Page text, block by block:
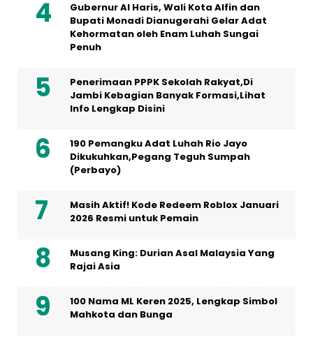
Gubernur Al Haris, Wali Kota Alfin dan
Bupati Monadi Dianugerahi Gelar Adat
Kehormatan oleh Enam Luhah Sungai
Penuh
Penerimaan PPPK Sekolah Rakyat,Di
Jambi Kebagian Banyak Formasi,Lihat
Info Lengkap Disini
190 Pemangku Adat Luhah Rio Jayo
Dikukuhkan,Pegang Teguh Sumpah
(Perbayo)
Masih Aktif! Kode Redeem Roblox Januari
2026 Resmi untuk Pemain
Musang King: Durian Asal Malaysia Yang
Rajai Asia
100 Nama ML Keren 2025, Lengkap Simbol
Mahkota dan Bunga